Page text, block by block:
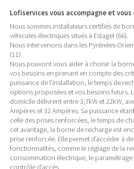
Lofiservices vous accompagne et
Nous sommes installateurs certifiés de
véhicules électriques situés à Estagel (66).
Nous intervenons dans les Pyrénées-
(11)
Nous pouvont vous aider à choisir la
vos besoins en prenant en compte des
puissance de l’installation, le temps de
options proposées et vos besoins futurs.
domicile délivrent entre 3,7kW et 22kW,
Ampères et 32 Ampères. Sa puissance
celle des prises renforcées, le temps de
cet avantage, la borne de recharge est
prise renforcée. Elle permet d’accéder à
fonctionnalités, comme le réglage de la
consommation électrique, le
contrôle d’accès.